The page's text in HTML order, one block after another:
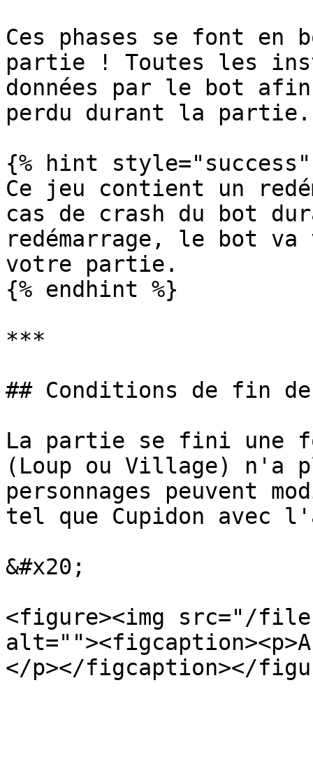
Ces phases se font
partie ! Toutes les
données par le bot afin
perdu durant la partie.
{% hint style="success"
Ce jeu contient un
cas de crash du bot
redémarrage, le bot va
votre partie.
{% endhint %}
***
## Conditions de fin
La partie se fini une
(Loup ou Village) n'a
personnages peuvent
tel que Cupidon avec
&#x20;
<figure><img src="/files/